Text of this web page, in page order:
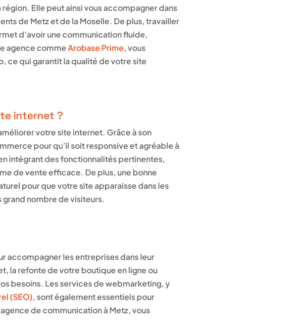
Elle peut ainsi vous accompagner dans
de Metz et de la Moselle. De plus, travailler
d’avoir une communication fluide,
agence commeArobase Prime, vous
ce qui garantit la qualité de votre site
internet ?
votre site internet. Grâce à son
pour qu’il soit responsive et agréable à
intégrant des fonctionnalités pertinentes,
de vente efficace. De plus, une bonne
pour que votre site apparaisse dans les
nombre de visiteurs.
accompagner les entreprises dans leur
la refonte de votre boutique en ligne ou
besoins. Les services de webmarketing, y
(SEO), sont également essentiels pour
de communication à Metz, vous